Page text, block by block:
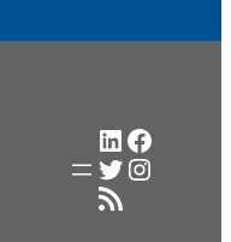
LinkedIn
Twitter
RSS-Feed